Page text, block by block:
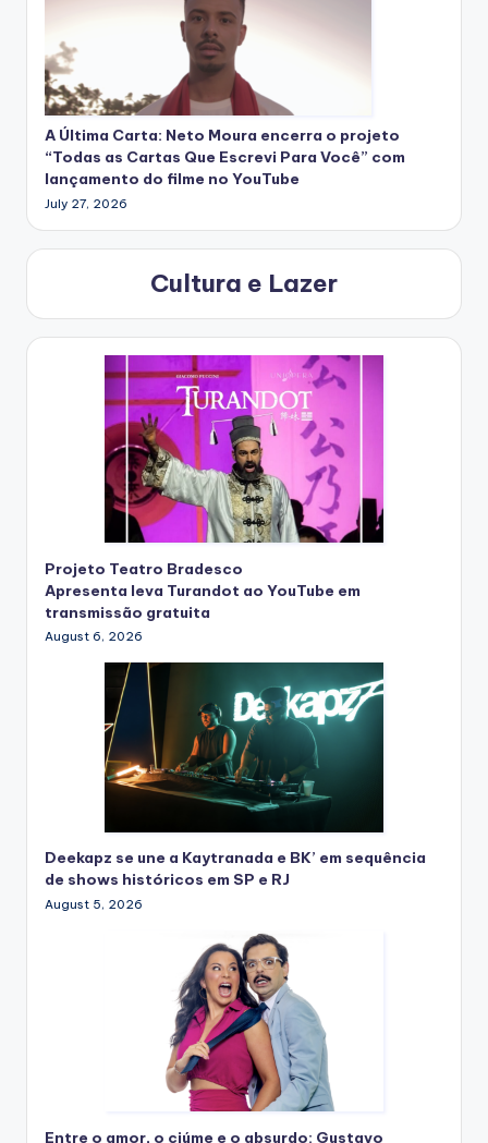
A Última Carta: Neto Moura encerra o projeto
“Todas as Cartas Que Escrevi Para Você” com
lançamento do filme no YouTube
July 27, 2026
Cultura e Lazer
Projeto Teatro Bradesco
Apresenta leva Turandot ao YouTube em
transmissão gratuita
August 6, 2026
Deekapz se une a Kaytranada e BK’ em sequência
de shows históricos em SP e RJ
August 5, 2026
Entre o amor, o ciúme e o absurdo: Gustavo